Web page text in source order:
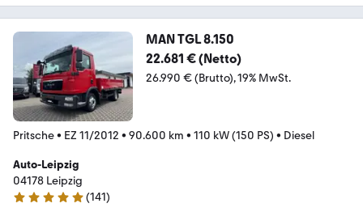
MAN TGL 8.150
22.681 € (Netto)
26.990 € (Brutto) 19% MwSt.
Pritsche• EZ 11/2012 • 90.600 km • 110 kW (150 PS) • Diesel
Auto-Leipzig
04178 Leipzig
4.8 Sterne
(141)